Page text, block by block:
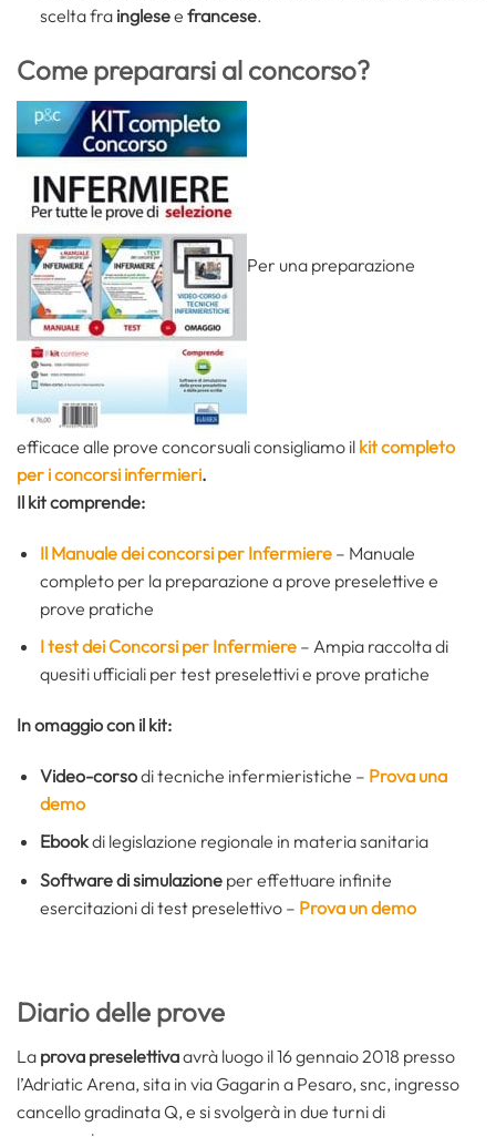
scelta fra inglesee francese.
Come prepararsi al concorso?
Per una preparazione
efficace alle prove concorsuali consigliamo il kit completo
per i concorsi infermieri.
Il kit comprende:
Il Manuale dei concorsi per Infermiere– Manuale
completo per la preparazione a prove preselettive e
prove pratiche
I test dei Concorsi per Infermiere– Ampia raccolta di
quesiti ufficiali per test preselettivi e prove pratiche
In omaggio con il kit:
Video-corsodi tecniche infermieristiche – Prova una
demo
Ebookdi legislazione regionale in materia sanitaria
Software di simulazioneper effettuare infinite
esercitazioni di test preselettivo – Prova un demo
Diario delle prove
La prova preselettivaavrà luogo il 16 gennaio 2018 presso
l’Adriatic Arena, sita in via Gagarin a Pesaro, snc, ingresso
cancello gradinata Q, e si svolgerà in due turni di